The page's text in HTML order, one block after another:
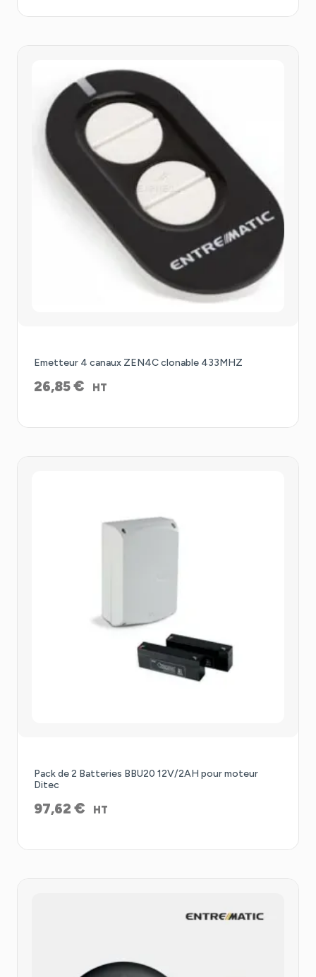
Emetteur 4 canaux ZEN4C clonable 433MHZ
26,85€ HT
Pack de 2 Batteries BBU20 12V/2AH pour moteur
Ditec
97,62 € HT